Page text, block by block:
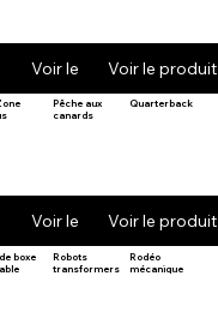
produit
Voir le produitVoir le produit
produit
Pêche aux
canards
Voir le produit
Quarterback
Voir le produit
boxe
Robots
transformers
Rodéo
mécanique